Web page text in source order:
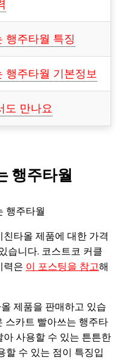
행주타월 특징
행주타월 기본정보
도 만나요
행주타월
타올 제품에 대한 가격
습니다. 코스트코 커클
력은 이 포스팅을 참고해
제품을 판매하고 있습
스카트 빨아쓰는 행주타
사용할 수 있는 튼튼한
할 수 있는 점이 특징입